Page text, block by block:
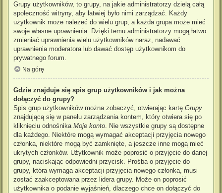
Grupy użytkowników, to grupy, na jakie administratorzy dzielą całą
społeczność witryny, aby łatwiej było nimi zarządzać. Każdy
użytkownik może należeć do wielu grup, a każda grupa może mieć
swoje własne uprawnienia. Dzięki temu administratorzy mogą łatwo
zmieniać uprawnienia wielu użytkowników naraz, nadawać
uprawnienia moderatora lub dawać dostęp użytkownikom do
prywatnego forum.
Na górę
Gdzie znajduje się spis grup użytkowników i jak można
dołączyć do grupy?
Spis grup użytkowników można zobaczyć, otwierając kartę Grupy
znajdującą się w panelu zarządzania kontem, który otwiera się po
kliknięciu odnośnika Moje konto. Nie wszystkie grupy są dostępne
dla każdego. Niektóre mogą wymagać akceptacji przyjęcia nowego
członka, niektóre mogą być zamknięte, a jeszcze inne mogą mieć
ukrytych członków. Użytkownik może poprosić o przyjęcie do danej
grupy, naciskając odpowiedni przycisk. Prośba o przyjęcie do
grupy, która wymaga akceptacji przyjęcia nowego członka, musi
zostać zaakceptowana przez lidera grupy. Może on poprosić
użytkownika o podanie wyjaśnień, dlaczego chce on dołączyć do